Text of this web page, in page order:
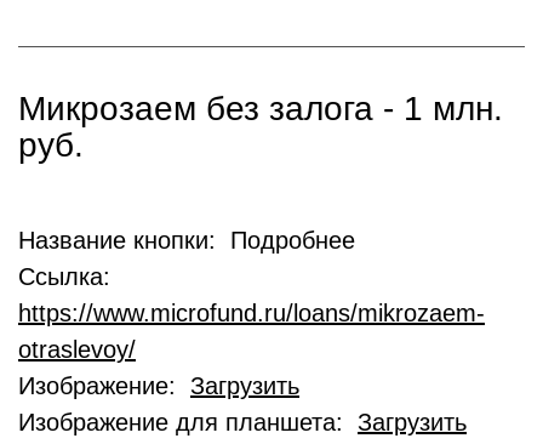
Микрозаем без залога - 1 млн.
руб.
Название кнопки: Подробнее
Ссылка:
https://www.microfund.ru/loans/mikrozaem-
otraslevoy/
Изображение: Загрузить
Изображение для планшета: Загрузить